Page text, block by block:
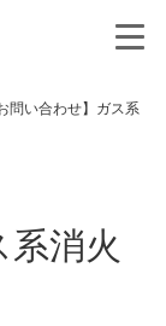
お問い合わせ】ガス系
消火